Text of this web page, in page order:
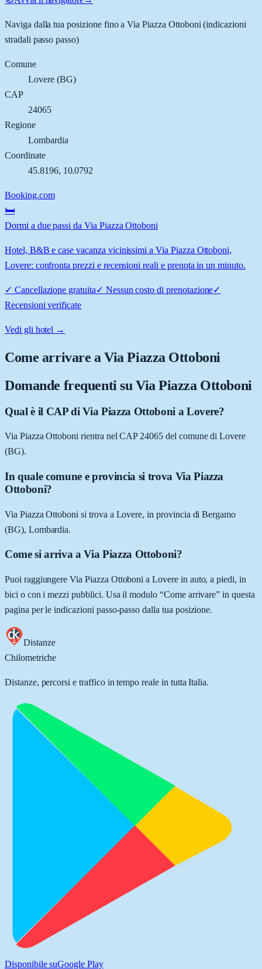
Naviga dalla tua posizione fino aVia Piazza Ottoboni (indicazioni
stradali passo passo)
Comune
Lovere(BG)
CAP
24065
Regione
Lombardia
Coordinate
45.8196, 10.0792
Booking.com
🛏️
Dormi a due passi da Via Piazza Ottoboni
Hotel, B&B e case vacanza vicinissimi a Via Piazza Ottoboni,
Lovere: confronta prezzi e recensioni reali e prenota in un minuto.
✓ Cancellazione gratuita✓ Nessun costo di prenotazione✓
Recensioni verificate
Vedi gli hotel →
Come arrivare aVia Piazza Ottoboni
Domande frequenti su Via Piazza Ottoboni
Qual è il CAP di Via Piazza Ottoboni a Lovere?
Via Piazza Ottoboni rientra nel CAP 24065 del comune di Lovere
(BG).
In quale comune e provincia si trova Via Piazza
Ottoboni?
Via Piazza Ottoboni si trova a Lovere, in provincia di Bergamo
(BG), Lombardia.
Come si arriva a Via Piazza Ottoboni?
Puoi raggiungere Via Piazza Ottoboni a Lovere in auto, a piedi, in
bici o con i mezzi pubblici. Usa il modulo “Come arrivare” in questa
pagina per le indicazioni passo-passo dalla tua posizione.
Distanze
Chilometriche
Distanze, percorsi e traffico in tempo reale in tutta Italia.
Disponibile suGoogle Play